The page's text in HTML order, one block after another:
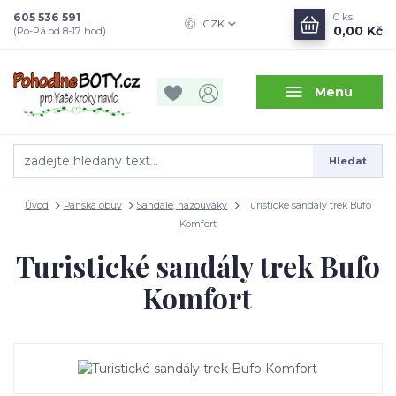
Menu
CZK
Hledat
605 536 591
(Po-Pá od 8-17 hod)
0 ks
0,00 Kč
Úvod Pánská obuv Sandále, nazouváky
Turistické sandály trek Bufo
Komfort
Turistické sandály trek Bufo
Komfort